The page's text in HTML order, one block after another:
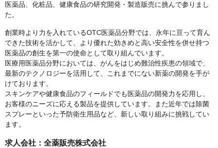
医薬品、化粧品、健康食品の研究開発・製造販売に挑んで参りまし
た。
創業時より力を入れているOTC医薬品分野では、永年に亘って育ん
できた技術を活かして、より優れた効きめと高い安全性を併せ持つ
医薬品の創生を第一の使命として取り組んでいます。
医療用医薬品分野においては、がんをはじめ難治性疾患の領域で、
最新のテクノロジーを活用して、これまでにない新薬の開発を手が
けております。
スキンケアや健康食品のフィールドでも医薬品の開発力を応用し、
お客様のニーズに応える製品を提供しています。また近年では除菌
スプレーといった予防衛生用品など、新しい取り組みに挑戦してい
ます。
求人会社：全薬販売株式会社